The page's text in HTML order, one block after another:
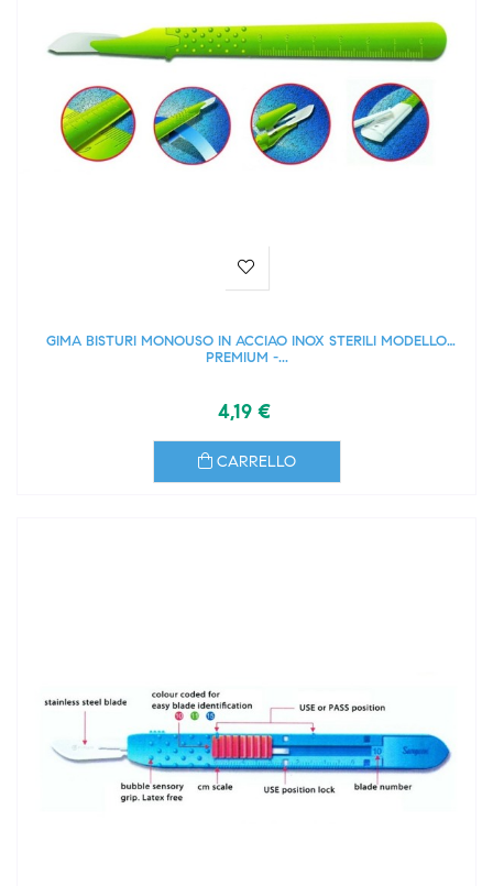
GIMA BISTURI MONOUSO IN ACCIAO INOX STERILI MODELLO
PREMIUM -...
4,19 €
CARRELLO